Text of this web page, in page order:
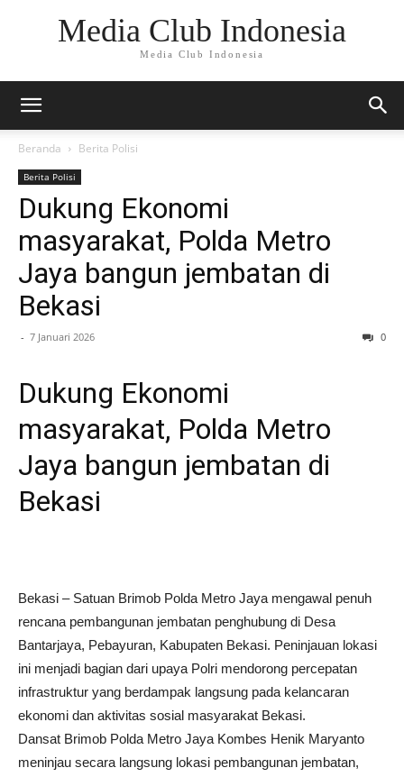
Media Club Indonesia
Media Club Indonesia
Beranda Berita Polisi
Berita Polisi
Dukung Ekonomi
masyarakat, Polda Metro
Jaya bangun jembatan di
Bekasi
- 7 Januari 2026 0
Dukung Ekonomi
masyarakat, Polda Metro
Jaya bangun jembatan di
Bekasi
Bekasi – Satuan Brimob Polda Metro Jaya mengawal penuh
rencana pembangunan jembatan penghubung di Desa
Bantarjaya, Pebayuran, Kabupaten Bekasi. Peninjauan lokasi
ini menjadi bagian dari upaya Polri mendorong percepatan
infrastruktur yang berdampak langsung pada kelancaran
ekonomi dan aktivitas sosial masyarakat Bekasi.
Dansat Brimob Polda Metro Jaya Kombes Henik Maryanto
meninjau secara langsung lokasi pembangunan jembatan,